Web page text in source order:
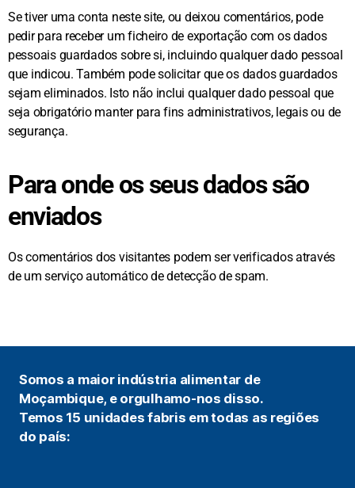
Se tiver uma conta neste site, ou deixou comentários, pode
pedir para receber um ficheiro de exportação com os dados
pessoais guardados sobre si, incluindo qualquer dado pessoal
que indicou. Também pode solicitar que os dados guardados
sejam eliminados. Isto não inclui qualquer dado pessoal que
seja obrigatório manter para fins administrativos, legais ou de
segurança.
Para onde os seus dados são
enviados
Os comentários dos visitantes podem ser verificados através
de um serviço automático de detecção de spam.
Somos a maior indústria alimentar de
Moçambique, e orgulhamo-nos disso.
Temos 15 unidades fabris em todas as regiões
do país: